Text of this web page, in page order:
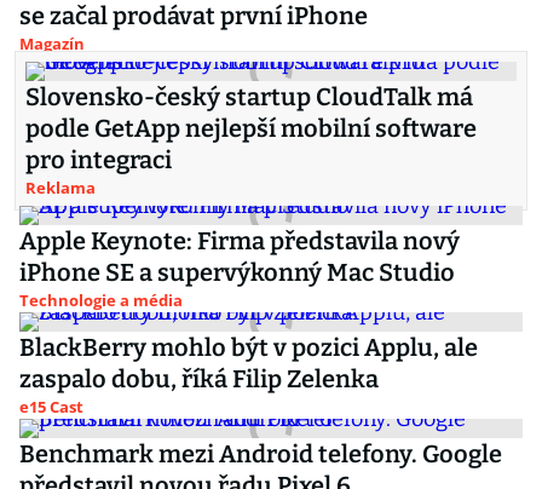
se začal prodávat první iPhone
Magazín
Slovensko-český startup CloudTalk má
podle GetApp nejlepší mobilní software
pro integraci
Reklama
Apple Keynote: Firma představila nový
iPhone SE a supervýkonný Mac Studio
Technologie a média
BlackBerry mohlo být v pozici Applu, ale
zaspalo dobu, říká Filip Zelenka
e15 Cast
Benchmark mezi Android telefony. Google